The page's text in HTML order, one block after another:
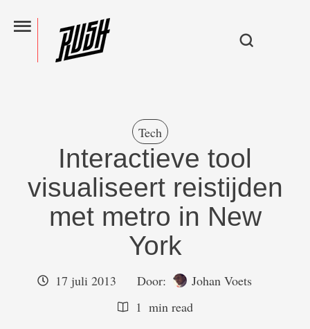
Tech
Interactieve tool
visualiseert reistijden
met metro in New
York
17 juli 2013 Door:
Johan Voets
1 min read